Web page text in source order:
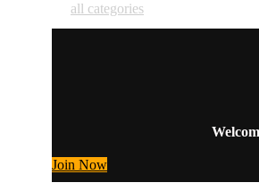
all categories
Join Now